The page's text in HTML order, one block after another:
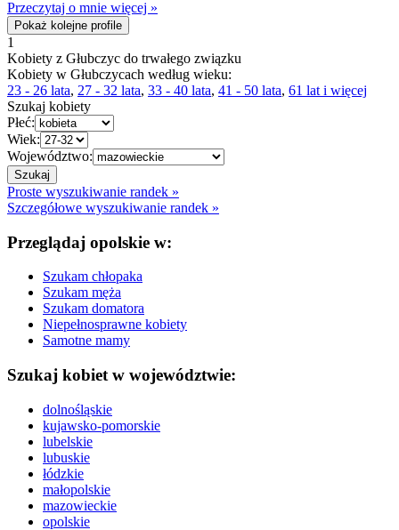
Przeczytaj o mnie więcej »
Pokaż kolejne profile
1
Kobiety z Głubczyc do trwałego związku
Kobiety w Głubczycach według wieku:
23 - 26 lata, 27 - 32 lata, 33 - 40 lata, 41 - 50 lata, 61 lat i więcej
Szukaj kobiety
Płeć:
Wiek:
Województwo:
Proste wyszukiwanie randek »
Szczegółowe wyszukiwanie randek »
Przeglądaj opolskie w:
Szukam chłopaka
Szukam męża
Szukam domatora
Niepełnosprawne kobiety
Samotne mamy
Szukaj kobiet w województwie:
dolnośląskie
kujawsko-pomorskie
lubelskie
lubuskie
łódzkie
małopolskie
mazowieckie
opolskie